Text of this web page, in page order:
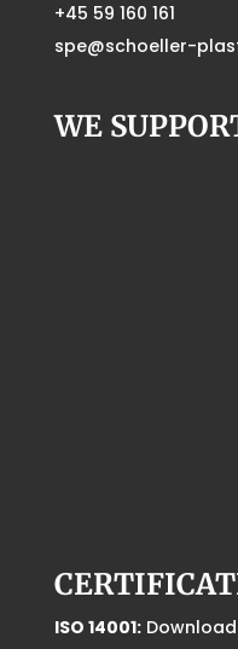
+45 59 160 161
spe@schoeller-
WE
ISO 14001: